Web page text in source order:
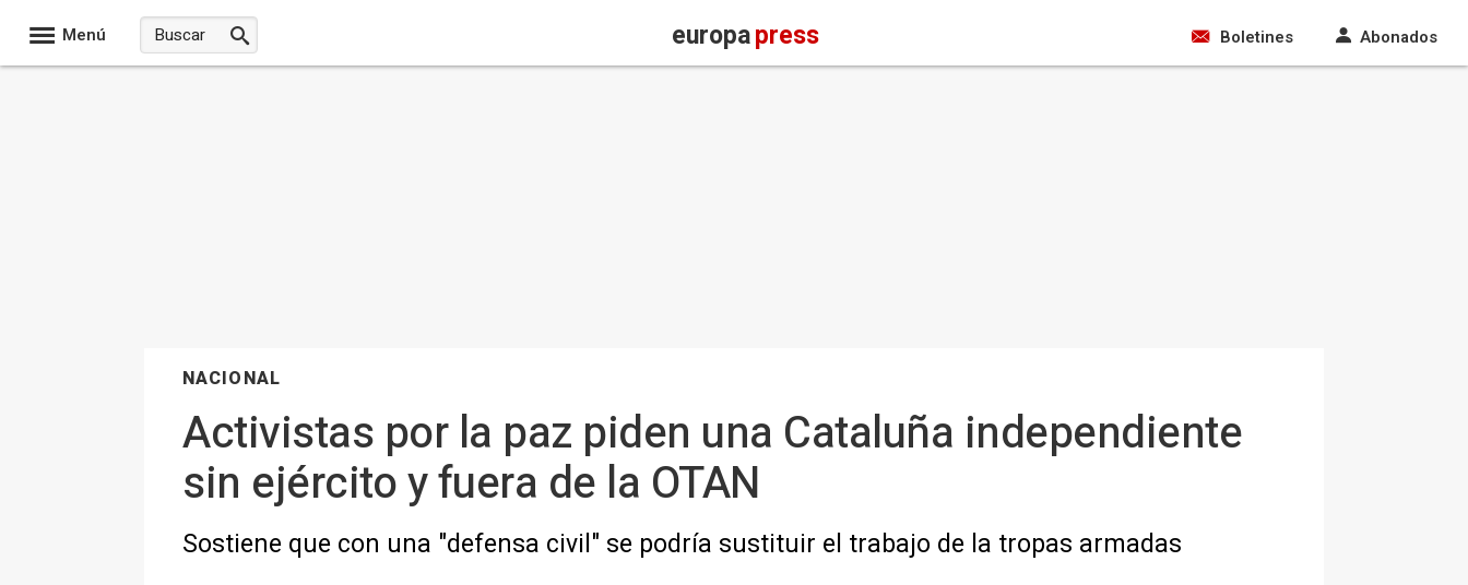
Menú europapress Boletines Abonados
NACIONAL
Activistas por la paz piden una Cataluña independiente
sin ejército y fuera de la OTAN
Sostiene que con una "defensa civil" se podría sustituir el trabajo de la tropas armadas